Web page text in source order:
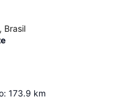
Brasil
: 173.9 km